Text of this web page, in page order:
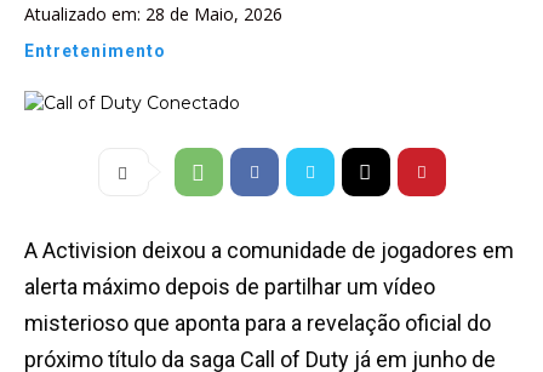
Atualizado em: 28 de Maio, 2026
Entretenimento
A Activision deixou a comunidade de jogadores em
alerta máximo depois de partilhar um vídeo
misterioso que aponta para a revelação oficial do
próximo título da saga Call of Duty já em junho de